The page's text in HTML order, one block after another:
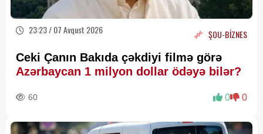
23:23 / 07 Avqust 2026 ŞOU-BİZNES
Ceki Çanın Bakıda çəkdiyi filmə görə
Azərbaycan 1 milyon dollar ödəyə bilər?
60 0 0